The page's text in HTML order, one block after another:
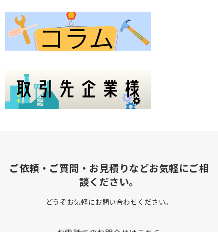
ご依頼・ご質問・お見積りなどお気軽にご相
談ください。
どうぞお気軽にお問い合わせください。